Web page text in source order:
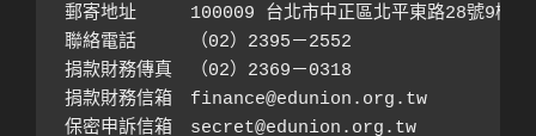
郵寄地址　　　100009 台北市中正區北平東路28號9樓之
聯絡電話　　　（02）2395－2552
捐款財務傳真　（02）2369－0318
捐款財務信箱　finance@edunion.org.tw
保密申訴信箱　secret@edunion.org.tw